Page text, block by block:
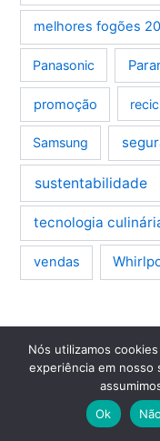
melhores fogões
Panasonic
promoção
Samsung
sustentabilidade
tecnologia
vendas
Seu
Encontre assistência
Nós utilizamos
experiência em nosso
Ok
Não